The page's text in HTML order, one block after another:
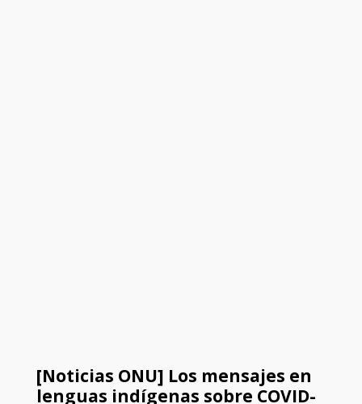
[Noticias ONU] Los mensajes en
lenguas indígenas sobre COVID-